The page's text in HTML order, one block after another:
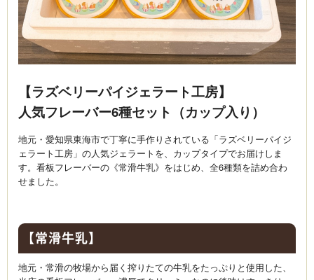
【ラズベリーパイジェラート工房】
人気フレーバー6種セット（カップ入り）
地元・愛知県東海市で丁寧に手作りされている「ラズベリーパイジ
ェラート工房」の人気ジェラートを、カップタイプでお届けしま
す。看板フレーバーの《常滑牛乳》をはじめ、全6種類を詰め合わ
せました。
【常滑牛乳】
地元・常滑の牧場から届く搾りたての牛乳をたっぷりと使用した、